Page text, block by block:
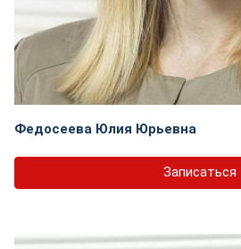
Федосеева Юлия Юрьевна
Записаться